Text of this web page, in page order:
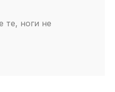
те, ноги не